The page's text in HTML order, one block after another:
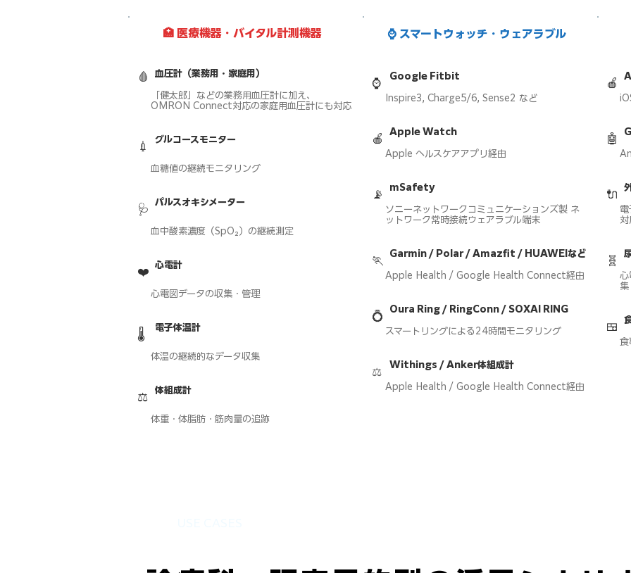
🏥 ​医療機器・バイタル計測機器
🩸 血圧計（業務用・家庭用）
「健太郎」などの業務用血圧計に加え、
OMRON Connect対応の家庭用血圧計にも対応
💉
グルコースモニター
血糖値の継続モニタリング
🩺
パルスオキシメーター
血中酸素濃度（SpO₂）の継続測定
❤️
心電計
心電図データの収集・管理
🌡️
電子体温計
体温の継続的なデータ収集
⚖️
体組成計
体重・体脂肪・筋肉量の追跡
⌚ スマートウォッチ・ウェアラブル
⌚
Google Fitbit
Inspire3, Charge5/6, Sense2 など
🍎
Apple Watch
Apple ヘルスケアアプリ経由
📡
mSafety
ソニーネットワークコミュニケーションズ製 ネ
ットワーク常時接続ウェアラブル端末
🏃
Garmin / Polar / Amazfit / HUAWEIなど
Apple Health / Google Health Connect経由
💍
Oura Ring / RingConn / SOXAI RING
スマートリングによる24時間モニタリング
​⚖️
Withings / Anker体組成計
Apple Health / Google Health Connect経由
🍎
🤖
🔌
電
対
🧬
心
集
🍱
食